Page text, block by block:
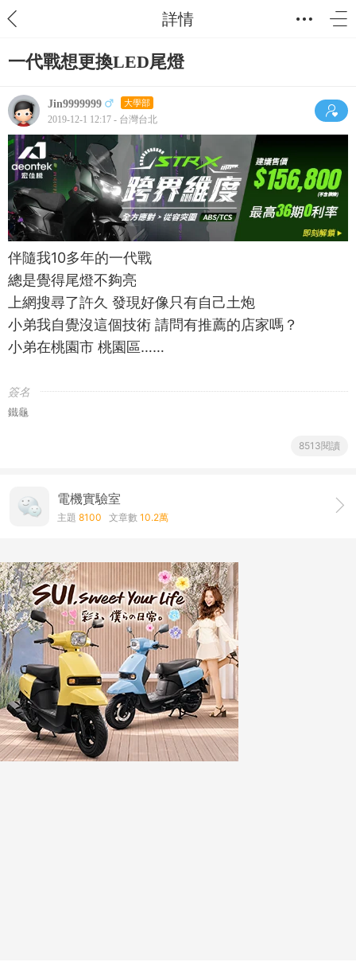
詳情
一代戰想更換LED尾燈
Jin9999999 大學部
2019-12-1 12:17 - 台灣台北
伴隨我10多年的一代戰
總是覺得尾燈不夠亮
上網搜尋了許久 發現好像只有自己土炮
小弟我自覺沒這個技術 請問有推薦的店家嗎？
小弟在桃園市 桃園區……
簽名
鐵龜
8513閱讀
電機實驗室
主題 8100 文章數 10.2萬